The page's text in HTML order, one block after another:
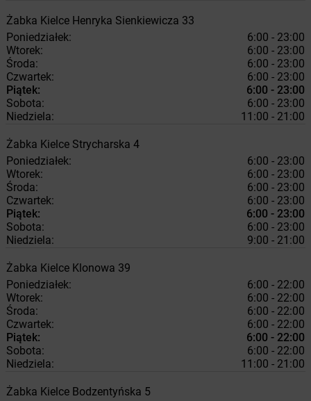
Żabka Kielce Henryka Sienkiewicza 33
Poniedziałek:
6:00 - 23:00
Wtorek:
6:00 - 23:00
Środa:
6:00 - 23:00
Czwartek:
6:00 - 23:00
Piątek:
6:00 - 23:00
Sobota:
6:00 - 23:00
Niedziela:
11:00 - 21:00
Żabka Kielce Strycharska 4
Poniedziałek:
6:00 - 23:00
Wtorek:
6:00 - 23:00
Środa:
6:00 - 23:00
Czwartek:
6:00 - 23:00
Piątek:
6:00 - 23:00
Sobota:
6:00 - 23:00
Niedziela:
9:00 - 21:00
Żabka Kielce Klonowa 39
Poniedziałek:
6:00 - 22:00
Wtorek:
6:00 - 22:00
Środa:
6:00 - 22:00
Czwartek:
6:00 - 22:00
Piątek:
6:00 - 22:00
Sobota:
6:00 - 22:00
Niedziela:
11:00 - 21:00
Żabka Kielce Bodzentyńska 5